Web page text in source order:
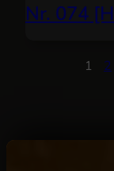
Nr. 074
1 2